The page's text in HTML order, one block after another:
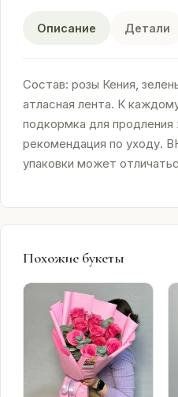
Описание Детали
Состав: розы Кения,
атласная лента. К
подкормка для продления
рекомендация по уходу.
упаковки может
Похожие букеты